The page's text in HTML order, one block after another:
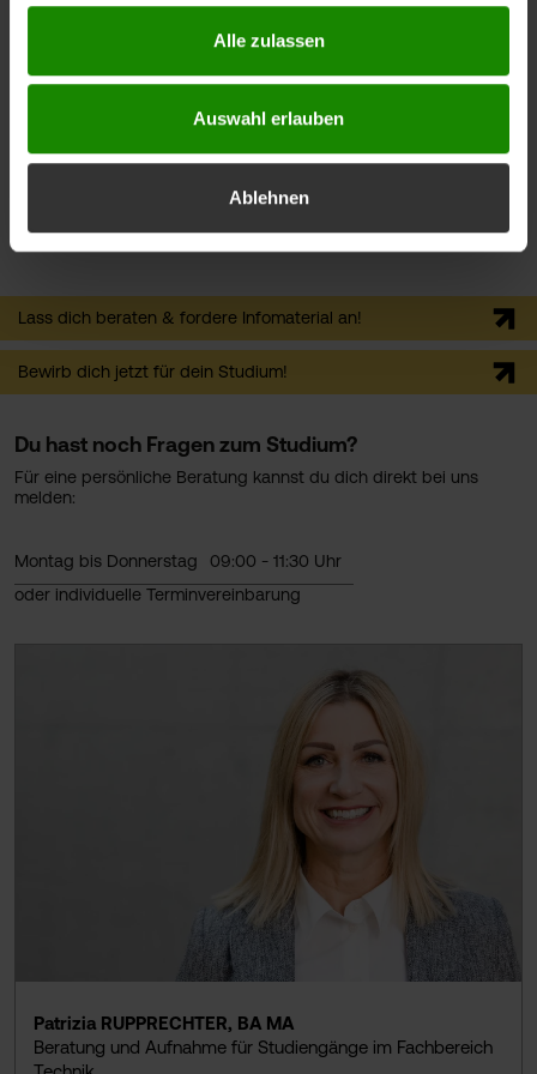
Alle zulassen
Auswahl erlauben
Ablehnen
Studienaufbau ermöglicht optimale Vereinbarkeit von Beruf,
Studiengang werden derzeit keine Studiengebühren erhoben.
Zugang und Bewerbung
Lass dich beraten & fordere Infomaterial an!
Bewirb dich jetzt für dein Studium!
Du hast noch Fragen zum Studium?
Für eine persönliche Beratung kannst du dich direkt bei uns
melden:
Montag bis Donnerstag
09:00 - 11:30 Uhr
oder individuelle Terminvereinbarung
Patrizia RUPPRECHTER, BA MA
Beratung und Aufnahme für Studiengänge im Fachbereich